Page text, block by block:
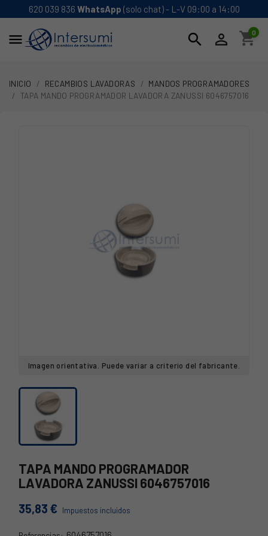
620 039 836 WhatsApp (solo chat) - L-V 09:00 a 14:00
 search  shopping_cart
0
INICIO RECAMBIOS LAVADORAS
MANDOS PROGRAMADORES
TAPA MANDO PROGRAMADOR LAVADORA ZANUSSI 6046757016
Imagen orientativa. Puede variar a criterio del fabricante.
TAPA MANDO PROGRAMADOR
LAVADORA ZANUSSI 6046757016
35,83 € Impuestos incluidos